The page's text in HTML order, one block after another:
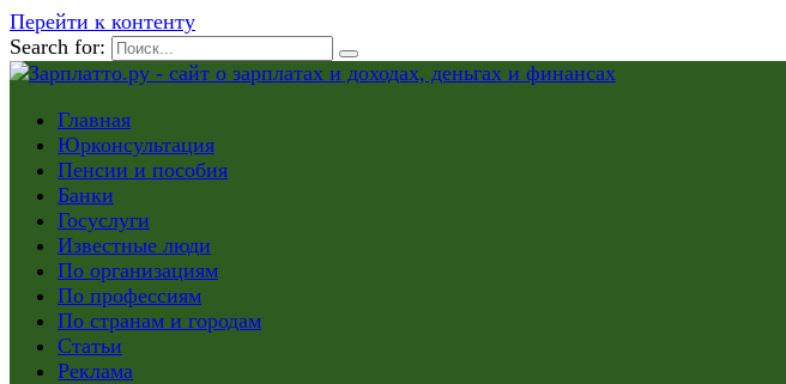
Перейти к контенту
Search for:
Главная
Юрконсультация
Пенсии и пособия
Банки
Госуслуги
Известные люди
По организациям
По профессиям
По странам и городам
Статьи
Реклама